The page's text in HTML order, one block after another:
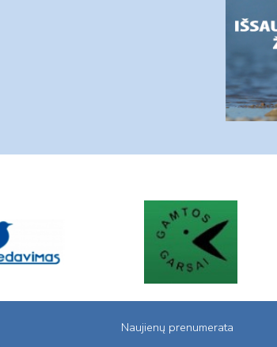
Naujienų prenumerata